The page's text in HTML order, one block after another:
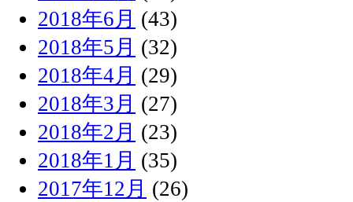
2018年6月 (43)
2018年5月 (32)
2018年4月 (29)
2018年3月 (27)
2018年2月 (23)
2018年1月 (35)
2017年12月 (26)